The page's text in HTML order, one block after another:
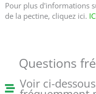
Pour plus d'informations
de la pectine, cliquez ici.
Questions
Voir ci-